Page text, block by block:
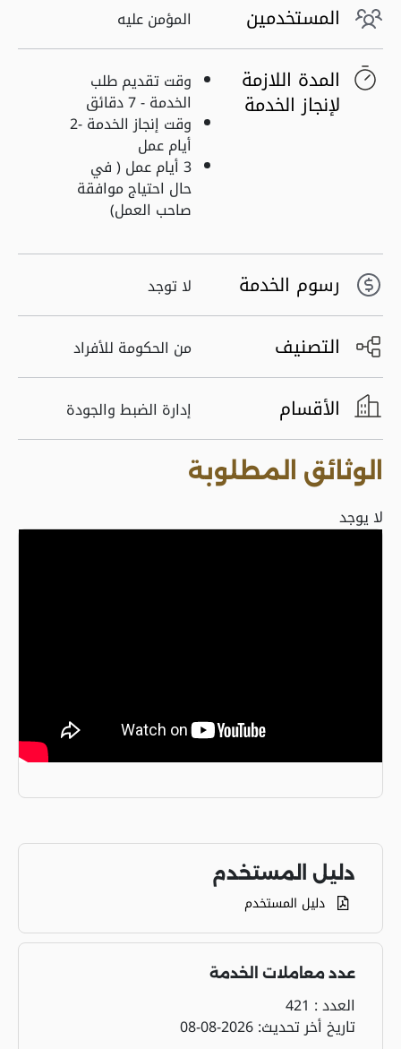
المستخدمين المؤمن عليه
المدة اللازمة
لإنجاز الخدمة
وقت تقديم طلب
الخدمة - 7 دقائق
وقت إنجاز الخدمة -2
أيام عمل
3 أيام عمل ( في
حال احتياج موافقة
صاحب العمل)
رسوم الخدمة لا توجد
التصنيف من الحكومة للأفراد
الأقسام إدارة الضبط والجودة
الوثائق المطلوبة
لا يوجد
دليل المستخدم
دليل المستخدم
عدد معاملات الخدمة
العدد : 421
تاريخ أخر تحديث:2026-08-08